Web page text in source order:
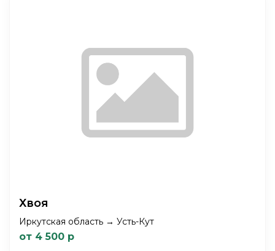
Хвоя
Иркутская область → Усть-Кут
от 4 500 р